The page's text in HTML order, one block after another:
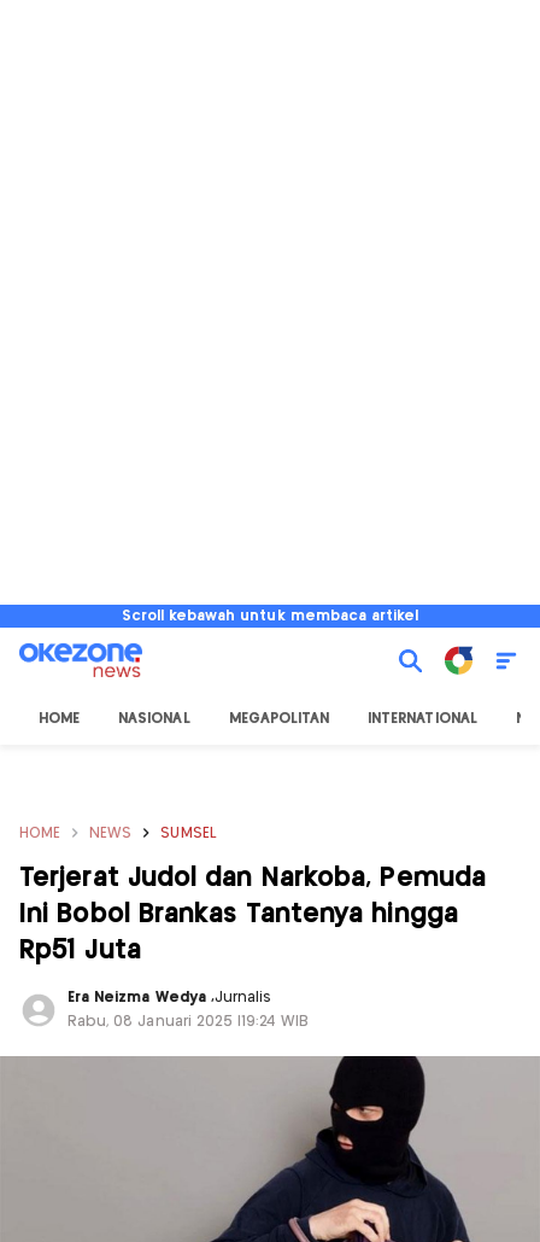
Scroll kebawah untuk membaca artikel
HOME NASIONAL MEGAPOLITAN INTERNATIONAL
HOME NEWS SUMSEL
Terjerat Judol dan Narkoba, Pemuda
Ini Bobol Brankas Tantenya hingga
Rp51 Juta
Era Neizma Wedya ,Jurnalis
Rabu, 08 Januari 2025 |19:24 WIB